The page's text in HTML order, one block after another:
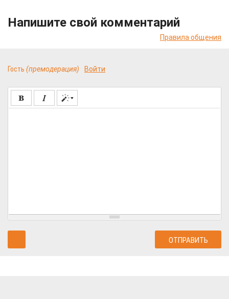
Напишите свой комментарий
Правила общения
Гость (премодерация) Войти